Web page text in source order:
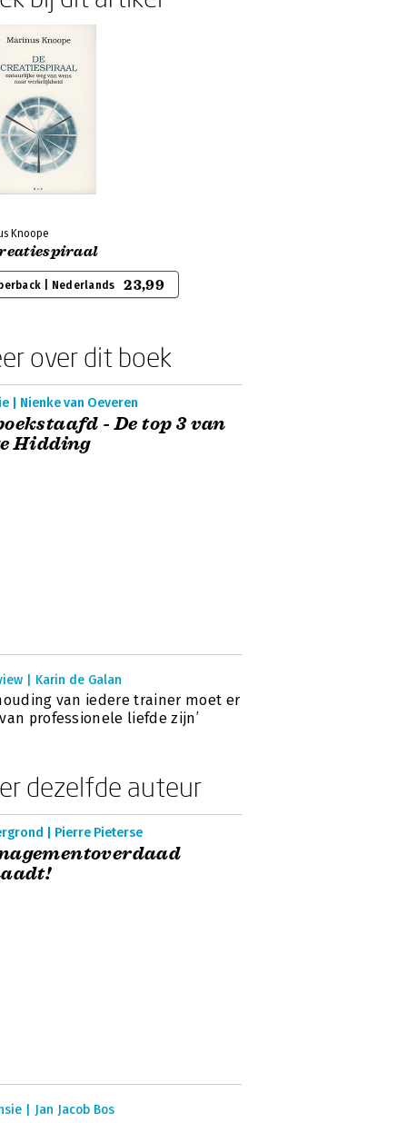
Knoope
| Nederlands 23,99
over dit boek
| Nienke van Oeveren
- De top 3 van
Hidding
| Karin de Galan
van iedere trainer moet er
professionele liefde zijn’
dezelfde auteur
| Pierre Pieterse
| Jan Jacob Bos